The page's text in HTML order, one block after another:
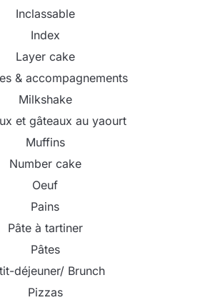
Inclassable
Index
Layer cake
& accompagnements
Milkshake
et gâteaux au yaourt
Muffins
Number cake
Oeuf
Pains
Pâte à tartiner
Pâtes
déjeuner/ Brunch
Pizzas